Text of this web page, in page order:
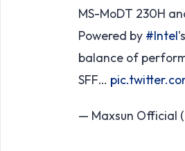
MS-MoDT 230H
Powered by #Intel
balance of
SFF…
— Maxsun Official